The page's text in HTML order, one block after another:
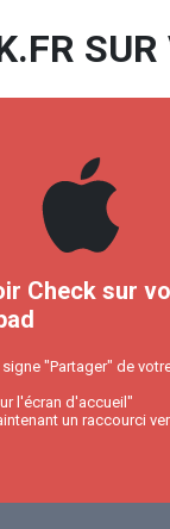
Check sur
"Partager" de
l'écran d'accueil"
un raccourci